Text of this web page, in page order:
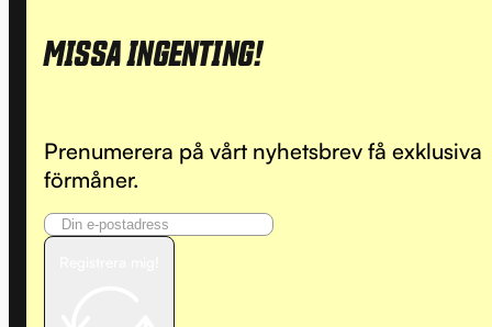
MISSA INGENTING!
Prenumerera på vårt nyhetsbrev få exklusiva
förmåner.